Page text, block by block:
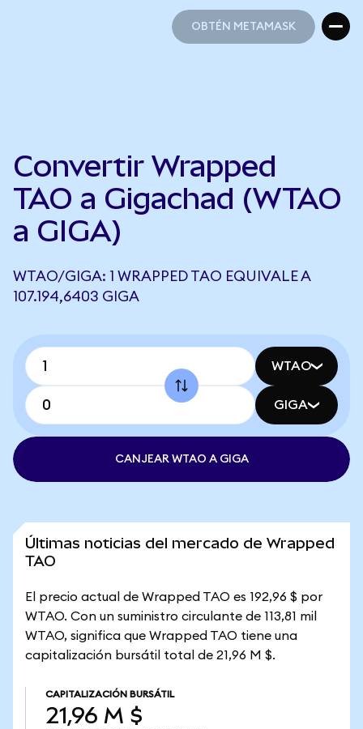
OBTÉN METAMASK
Convertir Wrapped
TAO a Gigachad (WTAO
a GIGA)
WTAO/GIGA: 1 WRAPPED TAO EQUIVALE A
107.194,6403 GIGA
WTAO
GIGA
CANJEAR WTAO A GIGA
Últimas noticias del mercado de Wrapped
TAO
El precio actual de Wrapped TAO es 192,96 $ por
WTAO. Con un suministro circulante de 113,81 mil
WTAO, significa que Wrapped TAO tiene una
capitalización bursátil total de 21,96 M $.
CAPITALIZACIÓN BURSÁTIL
21,96 M $